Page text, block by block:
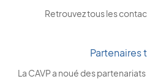
Retrouvez tous les
Partenaires
La CAVP a noué des